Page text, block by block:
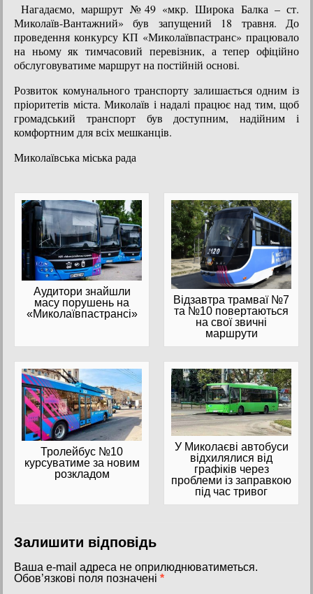
Нагадаємо, маршрут №49 «мкр. Широка Балка – ст.
Миколаїв-Вантажний» був запущений 18 травня. До
проведення конкурсу КП «Миколаївпастранс» працювало
на ньому як тимчасовий перевізник, а тепер офіційно
обслуговуватиме маршрут на постійній основі.
Розвиток комунального транспорту залишається одним із
пріоритетів міста. Миколаїв і надалі працює над тим, щоб
громадський транспорт був доступним, надійним і
комфортним для всіх мешканців.
Миколаївська міська рада
Аудитори знайшли
масу порушень на
«Миколаївпастрансі»
Відзавтра трамваї №7
та №10 повертаються
на свої звичні
маршрути
Тролейбус №10
курсуватиме за новим
розкладом
У Миколаєві автобуси
відхилялися від
графіків через
проблеми із заправкою
під час тривог
Залишити відповідь
Ваша e-mail адреса не оприлюднюватиметься.
Обов’язкові поля позначені *